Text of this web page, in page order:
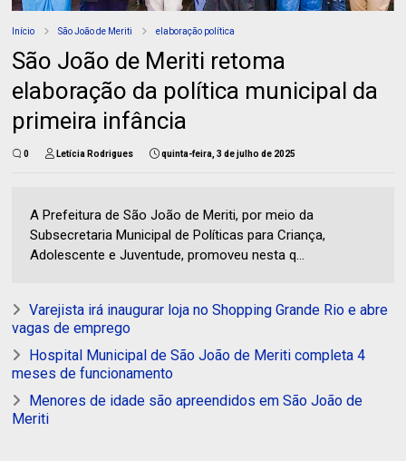
Início São João de Meriti elaboração política
São João de Meriti retoma
elaboração da política municipal da
primeira infância
0 Letícia Rodrigues quinta-feira, 3 de julho de 2025
A Prefeitura de São João de Meriti, por meio da
Subsecretaria Municipal de Políticas para Criança,
Adolescente e Juventude, promoveu nesta q...
Varejista irá inaugurar loja no Shopping Grande Rio e abre
vagas de emprego
Hospital Municipal de São João de Meriti completa 4
meses de funcionamento
Menores de idade são apreendidos em São João de
Meriti